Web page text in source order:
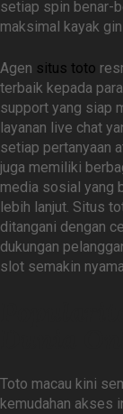
setiap spin benar-
maksimal kayak
Agen situs toto
terbaik kepada
support yang siap
layanan live chat
setiap pertanyaan
juga memiliki
media sosial yang
lebih lanjut. Situs
ditangani dengan
dukungan
slot semakin
Toto macau kini
kemudahan akses